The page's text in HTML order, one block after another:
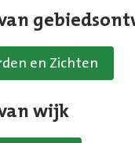
en Zichten
wijk